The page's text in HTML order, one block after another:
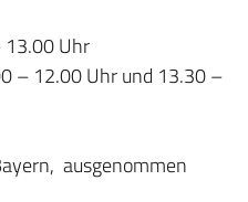
Uhr
– 12.00 Uhr und 13.30 –
ausgenommen